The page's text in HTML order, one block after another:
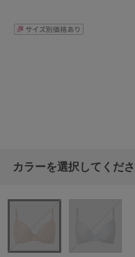
カラーを選択してくだ